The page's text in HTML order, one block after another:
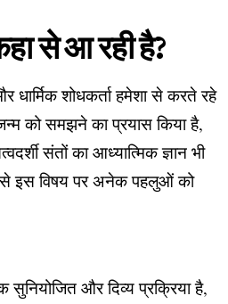
से आ रही है?
धार्मिक शोधकर्ता हमेशा से करते रहे
को समझने का प्रयास किया है,
संतों का आध्यात्मिक ज्ञान भी
से इस विषय पर अनेक पहलुओं को
सुनियोजित और दिव्य प्रक्रिया है,